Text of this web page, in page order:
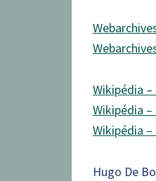
Wikipédia –
Wikipédia –
Wikipédia –
Hugo De